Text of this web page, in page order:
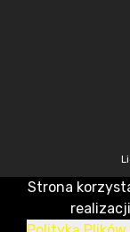
CMS & Hosting: Nefeni Sp.
Strona